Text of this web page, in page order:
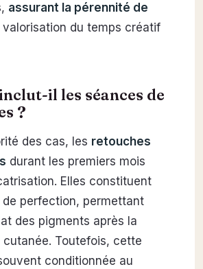
assurant la pérennité de
du temps créatif
il les séances de
?
des cas, les retouches
durant les premiers mois
Elles constituent
perfection, permettant
des pigments après la
cutanée. Toutefois, cette
conditionnée au